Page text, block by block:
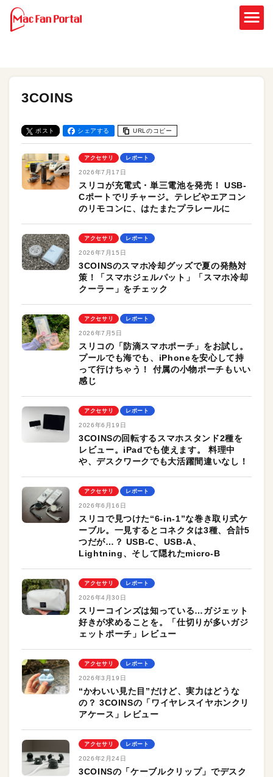
3COINS
ポスト シェアする URLのコピー
アクセサリ レポート
2026年7月17日
スリコが充電式・単三電池を発売！ USB-
Cポートでリチャージ。テレビやエアコン
のリモコンに、はたまたプラレールに
アクセサリ レポート
2026年7月15日
3COINSのスマホ冷却グッズで夏の発熱対
策！「スマホジェルパット」「スマホ冷却
クーラー」をチェック
アクセサリ レポート
2026年7月5日
スリコの「防滴スマホポーチ」をお試し。
プールでも海でも、iPhoneを安心して持
って行けちゃう！ 付属の小物ポーチもいい
感じ
アクセサリ レポート
2026年6月19日
3COINSの回転するスマホスタンド2種を
レビュー。iPadでも使えます。 料理中
や、デスクワークでも大活躍間違いなし！
アクセサリ レポート
2026年6月16日
スリコで見つけた“6-in-1”な巻き取り式ケ
ーブル。一見するとコネクタは3種、合計5
つだが…？ USB-C、USB-A、
Lightning、そして隠れたmicro-B
アクセサリ レポート
2026年4月30日
スリーコインズは知っている…ガジェット
好きが求めることを。「仕切りが多いガジ
ェットポーチ」レビュー
アクセサリ レポート
2026年3月19日
“かわいい見た目”だけど、実力はどうな
の？ 3COINSの「ワイヤレスイヤホンクリ
アケース」レビュー
アクセサリ レポート
2026年2月24日
3COINSの「ケーブルクリップ」でデスク